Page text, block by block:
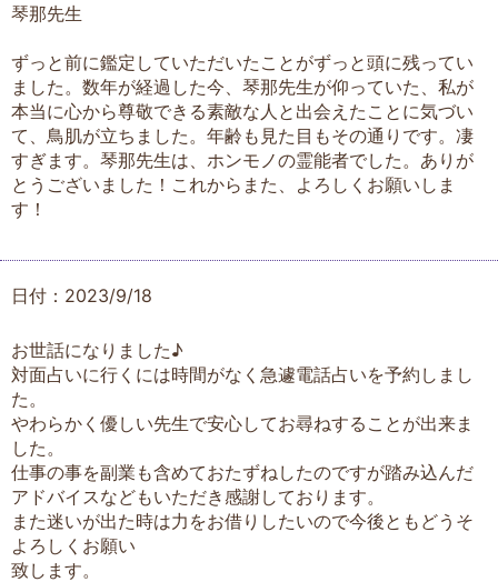
琴那先生
ずっと前に鑑定していただいたことがずっと頭に残ってい
ました。数年が経過した今、琴那先生が仰っていた、私が
本当に心から尊敬できる素敵な人と出会えたことに気づい
て、鳥肌が立ちました。年齢も見た目もその通りです。凄
すぎます。琴那先生は、ホンモノの霊能者でした。ありが
とうございました！これからまた、よろしくお願いしま
す！
日付：2023/9/18
お世話になりました♪
対面占いに行くには時間がなく急遽電話占いを予約しまし
た。
やわらかく優しい先生で安心してお尋ねすることが出来ま
した。
仕事の事を副業も含めておたずねしたのですが踏み込んだ
アドバイスなどもいただき感謝しております。
また迷いが出た時は力をお借りしたいので今後ともどうそ
よろしくお願い
致します。